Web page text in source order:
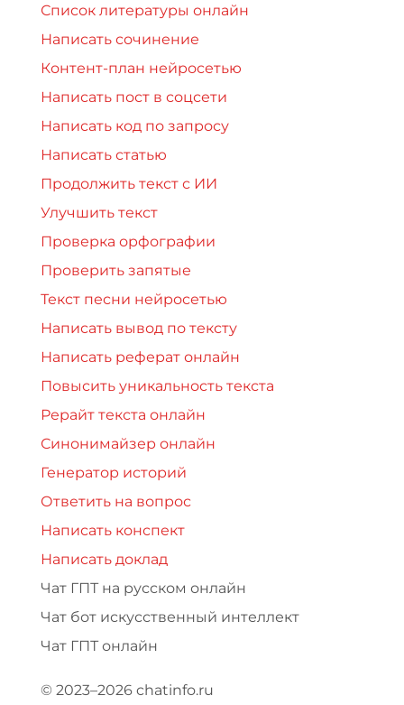
Список литературы онлайн
Написать сочинение
Контент-план нейросетью
Написать пост в соцсети
Написать код по запросу
Написать статью
Продолжить текст с ИИ
Улучшить текст
Проверка орфографии
Проверить запятые
Текст песни нейросетью
Написать вывод по тексту
Написать реферат онлайн
Повысить уникальность текста
Рерайт текста онлайн
Синонимайзер онлайн
Генератор историй
Ответить на вопрос
Написать конспект
Написать доклад
Чат ГПТ на русском онлайн
Чат бот искусственный интеллект
Чат ГПТ онлайн
© 2023–2026 chatinfo.ru